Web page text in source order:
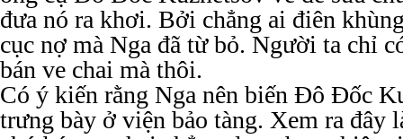
đưa nó ra khơi. Bởi chẳng ai điên
cục nợ mà Nga đã từ bỏ. Người ta chỉ
bán ve chai mà thôi.
Có ý kiến rằng Nga nên biến Đô Đốc
trưng bày ở viện bảo tàng. Xem ra đây